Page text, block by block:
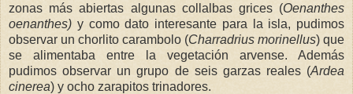
zonas más abiertas algunas collalbas grices (Oenanthes
oenanthes) y como dato interesante para la isla, pudimos
observar un chorlito carambolo (Charradrius morinellus) que
se alimentaba entre la vegetación arvense. Además
pudimos observar un grupo de seis garzas reales (Ardea
cinerea) y ocho zarapitos trinadores.